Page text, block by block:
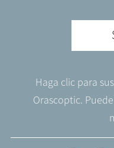
Haga clic para
Orascoptic.